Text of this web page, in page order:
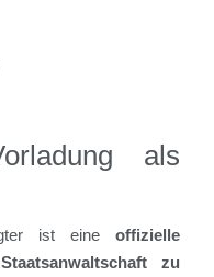
als
ist eine offizielle
zu